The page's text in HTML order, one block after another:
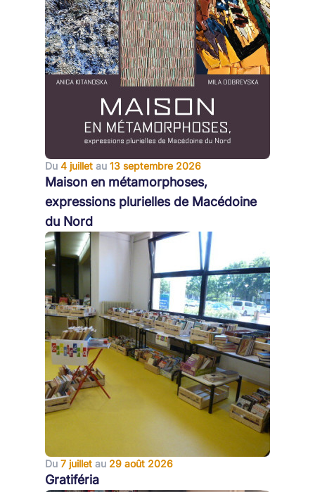
Du 4 juillet au 13 septembre 2026
Maison en métamorphoses,
expressions plurielles de Macédoine
du Nord
Du 7 juillet au 29 août 2026
Gratiféria